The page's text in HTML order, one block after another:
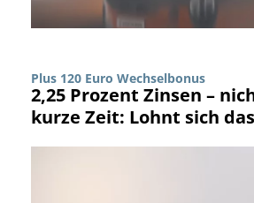
Plus 120 Euro Wechselbonus
2,25 Prozent Zinsen –
kurze Zeit: Lohnt sich